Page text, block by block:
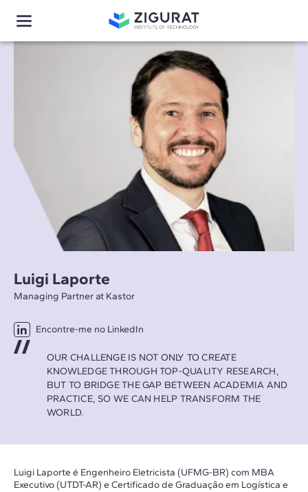
Luigi Laporte
Managing Partner at Kastor
Encontre-me no LinkedIn
OUR CHALLENGE IS NOT ONLY TO CREATE
KNOWLEDGE THROUGH TOP-QUALITY RESEARCH,
BUT TO BRIDGE THE GAP BETWEEN ACADEMIA AND
PRACTICE, SO WE CAN HELP TRANSFORM THE
WORLD.
Luigi Laporte é Engenheiro Eletricista (UFMG-BR) com MBA
Executivo (UTDT-AR) e Certificado de Graduação em Logística e